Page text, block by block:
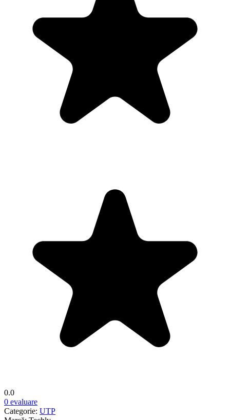
0.0
0 evaluare
Categorie: UTP